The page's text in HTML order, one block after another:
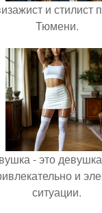
и стилист
Тюмени.
- это
и
ситуации.